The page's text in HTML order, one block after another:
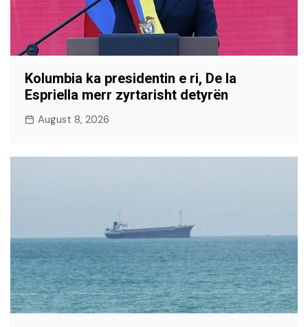
Kolumbia ka presidentin e ri, De la
Espriella merr zyrtarisht detyrën
August 8, 2026